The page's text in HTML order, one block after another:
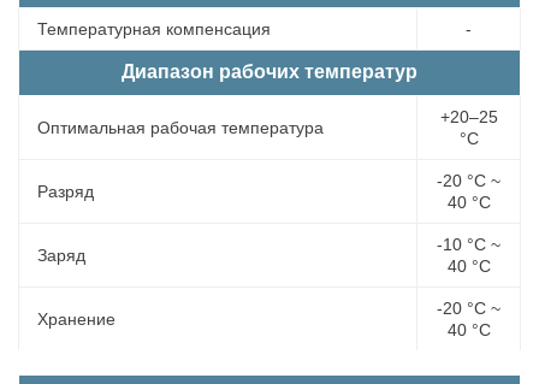
Температурная компенсация -
Диапазон рабочих температур
Оптимальная рабочая температура
+20–25
°С
Разряд
-20 °С ~
40 °С
Заряд
-10 °С ~
40 °С
Хранение
-20 °С ~
40 °С